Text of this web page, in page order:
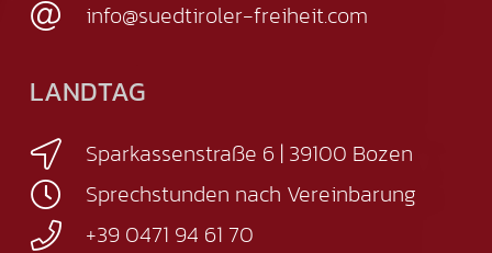
info@suedtiroler-freiheit.com
LANDTAG
Sparkassenstraße 6 | 39100 Bozen
Sprechstunden nach Vereinbarung
+39 0471 94 61 70